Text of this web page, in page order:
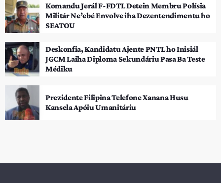
Komandu Jerál F-FDTL Detein Membru Polísia
Militár Ne’ebé Envolve iha Dezentendimentu ho
SEATOU
Deskonfia, Kandidatu Ajente PNTL ho Inisiál
JGCM Laiha Diploma Sekundáriu Pasa Ba Teste
Médiku
Prezidente Filipina Telefone Xanana Husu
Kansela Apóiu Umanitáriu